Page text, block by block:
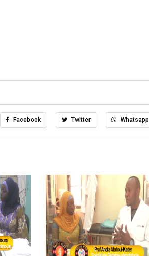
Facebook Twitter Whatsapp